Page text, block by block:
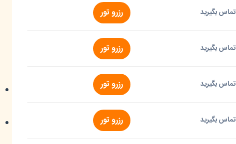
تماس بگیرید رزرو تور
تماس بگیرید رزرو تور
تماس بگیرید رزرو تور
تماس بگیرید رزرو تور